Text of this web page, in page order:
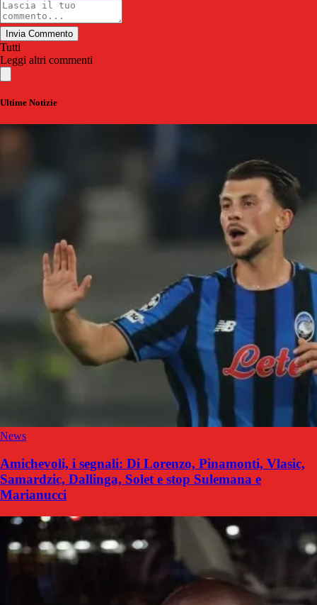
Invia Commento
Tutti
Leggi altri commenti
Ultime Notizie
News
Amichevoli, i segnali: Di Lorenzo, Pinamonti, Vlasic,
Samardzic, Dallinga, Solet e stop Sulemana e
Marianucci